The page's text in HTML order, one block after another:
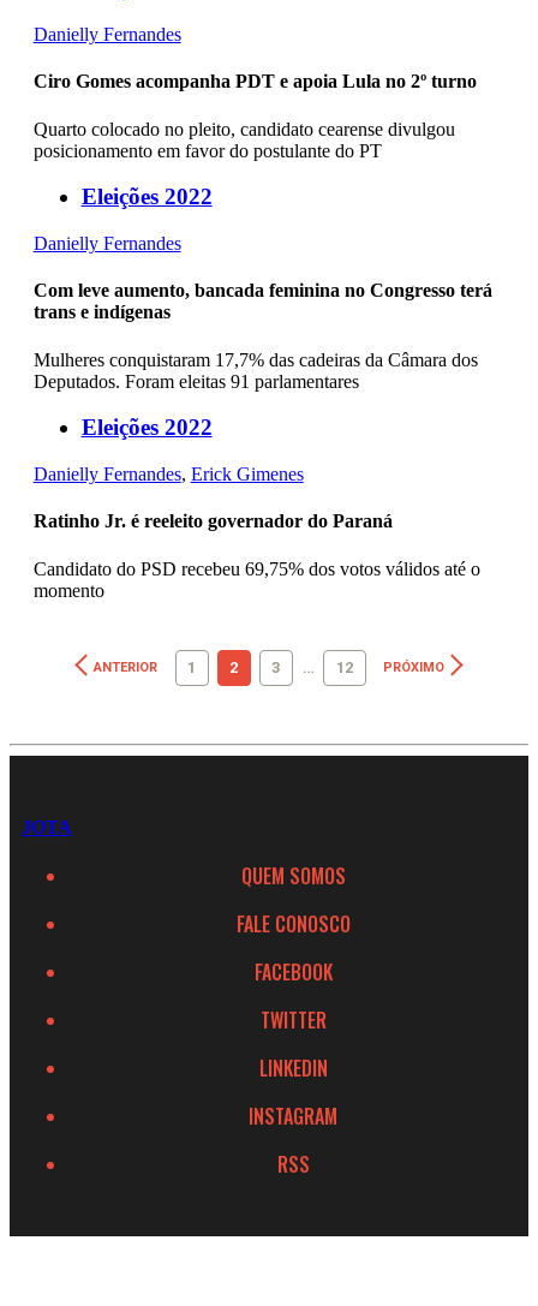
Danielly Fernandes
Ciro Gomes acompanha PDT e apoia Lula no 2º turno
Quarto colocado no pleito, candidato cearense divulgou
posicionamento em favor do postulante do PT
Eleições 2022
Danielly Fernandes
Com leve aumento, bancada feminina no Congresso terá
trans e indígenas
Mulheres conquistaram 17,7% das cadeiras da Câmara dos
Deputados. Foram eleitas 91 parlamentares
Eleições 2022
Danielly Fernandes, Erick Gimenes
Ratinho Jr. é reeleito governador do Paraná
Candidato do PSD recebeu 69,75% dos votos válidos até o
momento
ANTERIOR 1 2 3 … 12 PRÓXIMO
JOTA
QUEM SOMOS
FALE CONOSCO
FACEBOOK
TWITTER
LINKEDIN
INSTAGRAM
RSS